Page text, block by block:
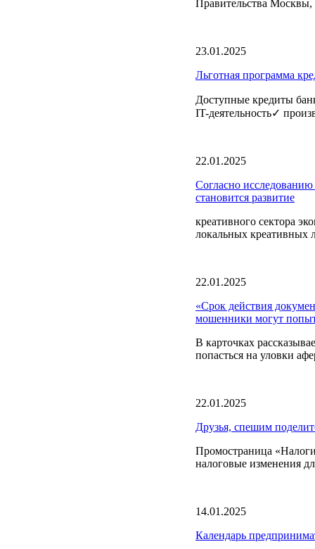
Правительства
23.01.2025
Льготная программа
Доступные кредиты
IT-деятельность✓
22.01.2025
Согласно
становится развитие
креативного сектора
локальных креативных
22.01.2025
«Срок действия
мошенники могут
В карточках
попасться на уловки
22.01.2025
Друзья, спешим
Промостраница
налоговые изменения
14.01.2025
Календарь